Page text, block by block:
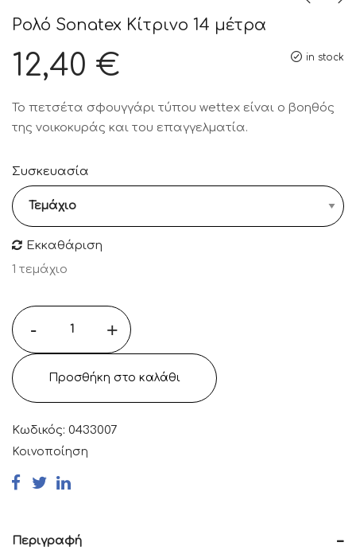
Ρολό Sonatex Κίτρινο 14 μέτρα
in stock
12,40 €
Το πετσέτα σφουγγάρι τύπου wettex είναι ο βοηθός
της νοικοκυράς και του επαγγελματία.
Συσκευασία
Εκκαθάριση
1 τεμάχιο
- +
Προσθήκη στο καλάθι
Κωδικός: 0433007
Κοινοποίηση
Περιγραφή